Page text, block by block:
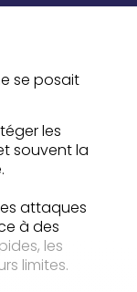
se posait
les
souvent la
attaques
à des
les
limites.